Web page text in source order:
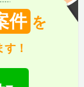
件 を
す！